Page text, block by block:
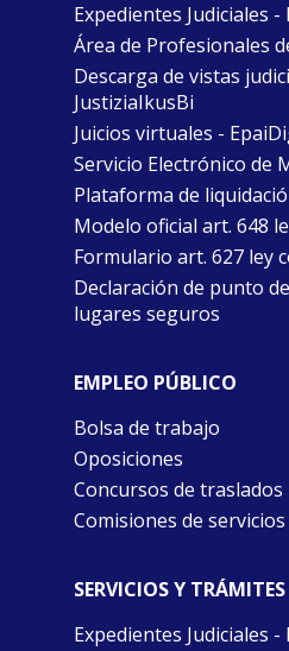
Expedientes Judiciales -
Área de Profesionales
Descarga de vistas
JustiziaIkusBi
Juicios virtuales -
Servicio Electrónico de
Plataforma de
Modelo oficial art. 648
Formulario art. 627 ley
Declaración de punto
lugares seguros
EMPLEO PÚBLICO
Bolsa de trabajo
Oposiciones
Concursos de traslados
Comisiones de servicios
SERVICIOS Y
Expedientes Judiciales -